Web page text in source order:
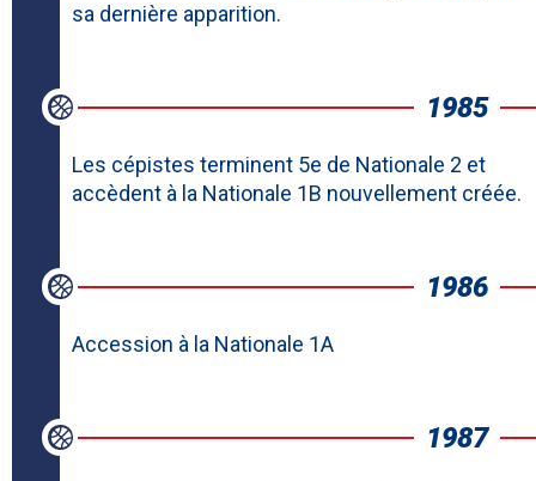
sa dernière apparition.
1985
Les cépistes terminent 5e de Nationale 2 et
accèdent à la Nationale 1B nouvellement créée.
1986
Accession à la Nationale 1A
1987